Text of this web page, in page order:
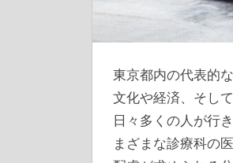
東京都内の代表的
文化や経済、そし
日々多くの人が行
まざまな診療科の